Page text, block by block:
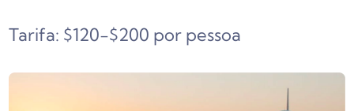
Tarifa: $120-$200 por pessoa